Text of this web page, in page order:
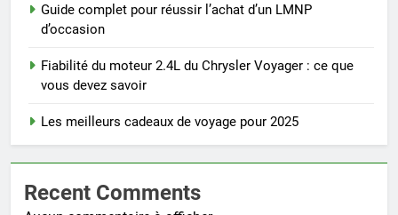
Guide complet pour réussir l’achat d’un LMNP
d’occasion
Fiabilité du moteur 2.4L du Chrysler Voyager : ce que
vous devez savoir
Les meilleurs cadeaux de voyage pour 2025
Recent Comments